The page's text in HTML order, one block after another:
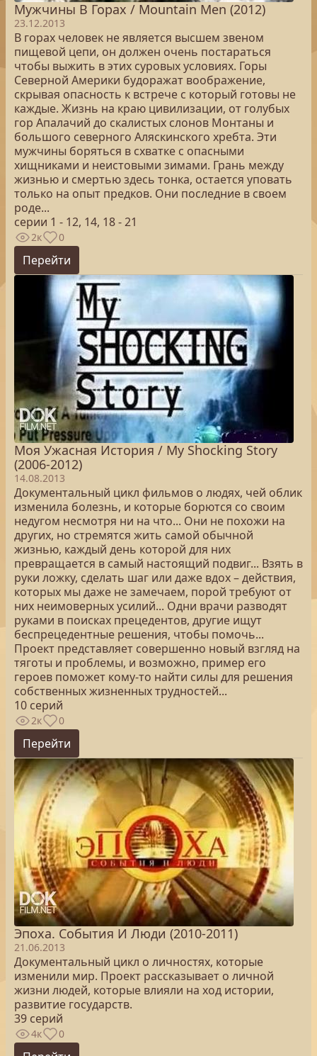
Мужчины В Горах / Mountain Men (2012)
23.12.2013
В горах человек не является высшем звеном
пищевой цепи, он должен очень постараться
чтобы выжить в этих суровых условиях. Горы
Северной Америки будоражат воображение,
скрывая опасность к встрече с который готовы не
каждые. Жизнь на краю цивилизации, от голубых
гор Апалачий до скалистых слонов Монтаны и
большого северного Аляскинского хребта. Эти
мужчины боряться в схватке с опасными
хищниками и неистовыми зимами. Грань между
жизнью и смертью здесь тонка, остается уповать
только на опыт предков. Они последние в своем
роде...
серии 1 - 12, 14, 18 - 21
2к 0
Перейти
Моя Ужасная История / My Shocking Story
(2006-2012)
14.08.2013
Документальный цикл фильмов о людях, чей облик
изменила болезнь, и которые борются со своим
недугом несмотря ни на что... Они не похожи на
других, но стремятся жить самой обычной
жизнью, каждый день которой для них
превращается в самый настоящий подвиг... Взять в
руки ложку, сделать шаг или даже вдох – действия,
которых мы даже не замечаем, порой требуют от
них неимоверных усилий... Одни врачи разводят
руками в поисках прецедентов, другие ищут
беспрецедентные решения, чтобы помочь...
Проект представляет совершенно новый взгляд на
тяготы и проблемы, и возможно, пример его
героев поможет кому-то найти силы для решения
собственных жизненных трудностей...
10 серий
2к 0
Перейти
Эпоха. Cобытия И Люди (2010-2011)
21.06.2013
Документальный цикл о личностях, которые
изменили мир. Проект рассказывает о личной
жизни людей, которые влияли на ход истории,
развитие государств.
39 серий
4к 0